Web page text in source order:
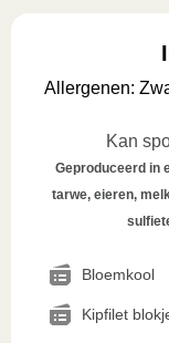
Allergenen:
Kan
Geproduceerd in
tarwe, eieren,
Bloemkool
Kipfilet